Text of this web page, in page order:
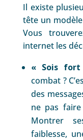
Il existe
tête un
Vous
internet les
« Sois
combat ?
des
ne pas
Montrer
faiblesse,